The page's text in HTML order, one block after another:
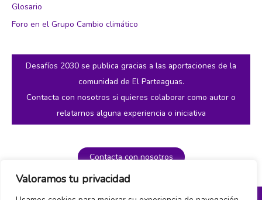
Valoramos tu privacidad
Glosario
Foro en el Grupo Cambio climático
Desafíos 2030 se publica gracias a las aportaciones de la
comunidad de El Parteaguas.
Contacta con nosotros si quieres colaborar como autor o
relatarnos alguna experiencia o iniciativa
Contacta con nosotros